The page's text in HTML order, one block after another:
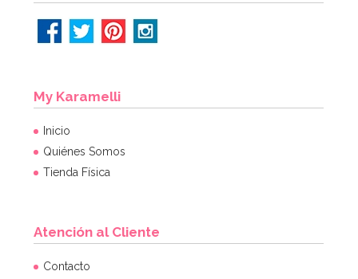
Botellita de leche tradicional 0,5 Lt
My Karamelli
Inicio
Quiénes Somos
Tienda Física
Atención al Cliente
Contacto